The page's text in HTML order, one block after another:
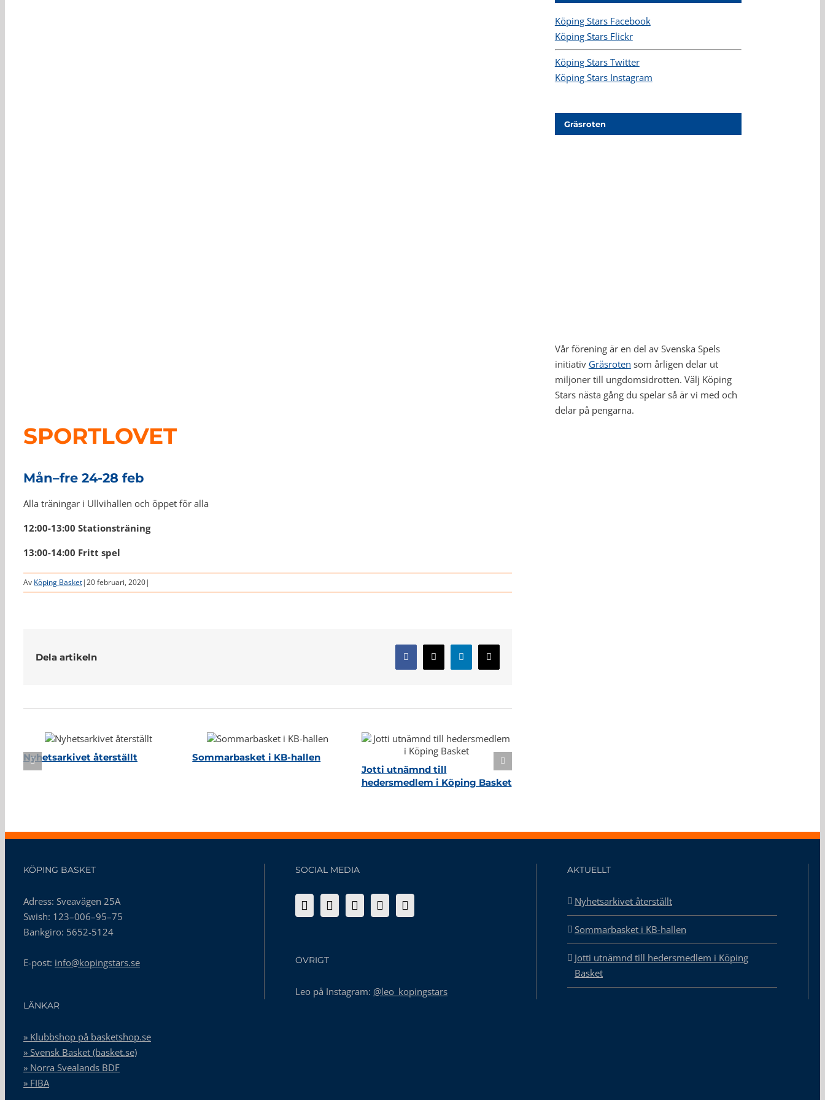
SPORTLOVET
Mån–fre 24-28 feb
Alla träningar i Ullvihallen och öppet för alla
12:00-13:00 Stationsträning
13:00-14:00 Fritt spel
Av Köping Basket|20 februari, 2020|
Dela artikeln Facebook
X LinkedIn
E-
post
Nyhetsarkivet återställt
Sommarbasket i KB-hallen
Jotti utnämnd till
hedersmedlem i Köping Basket
Köping Stars Facebook
Köping Stars Flickr
Köping Stars Twitter
Köping Stars Instagram
Gräsroten
Vår förening är en del av Svenska Spels
initiativ Gräsroten som årligen delar ut
miljoner till ungdomsidrotten. Välj Köping
Stars nästa gång du spelar så är vi med och
delar på pengarna.
KÖPING BASKET
Adress: Sveavägen 25A
Swish: 123–006–95–75
Bankgiro: 5652-5124
E-post: info@kopingstars.se
SOCIAL MEDIA
ÖVRIGT
Leo på Instagram: @leo_kopingstars
AKTUELLT
Nyhetsarkivet återställt
Sommarbasket i KB-hallen
Jotti utnämnd till hedersmedlem i Köping
Basket
LÄNKAR
» Klubbshop på basketshop.se
» Svensk Basket (basket.se)
» Norra Svealands BDF
» FIBA